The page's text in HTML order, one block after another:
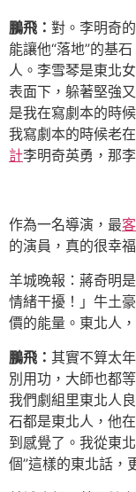
鵬飛： 對。李明奇
能讓他“落地”的基
人。李雪琴是東北
表面下，躲著堅強
是我在寫劇本的時
我寫劇本的時候老
計李明奇英勇，那
作為一名導演，最
的演員，真的很幸福
羊城晚報：蔣奇明
情緒干擾！」牛土
價的能量。東北人
鵬飛： 其實不算太
別用功，大師也都
我們劇組里東北人
石都是東北人，他
到感覺了。我從東
個”這樣的東北話，